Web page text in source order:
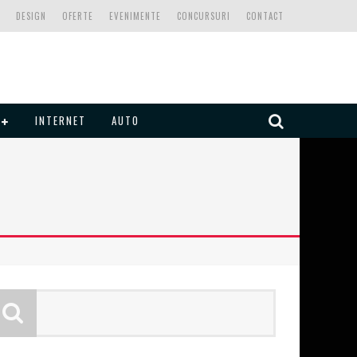
CONTACT
CONCURSURI
EVENIMENTE
OFERTE
DESIGN
INTERNET AUTO